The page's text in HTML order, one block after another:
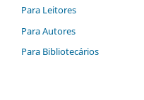
Para Leitores
Para Autores
Para Bibliotecários